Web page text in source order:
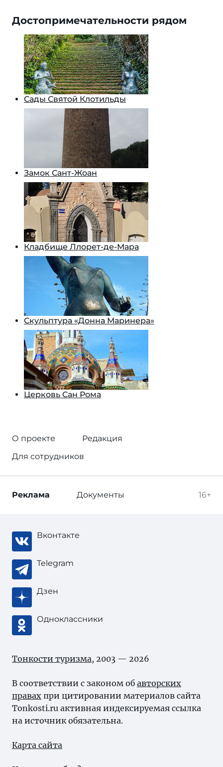
Достопримечательности рядом
Сады Святой Клотильды
Замок Сант-Жоан
Кладбище Ллорет-де-Мара
Скульптура «Донна Маринера»
Церковь Сан Рома
О проекте
Редакция
Для сотрудников
16+
Реклама Документы
Вконтакте
Telegram
Дзен
Одноклассники
Тонкости туризма, 2003 — 2026
В соответствии с законом об авторских
правах при цитировании материалов сайта
Tonkosti.ru активная индексируемая ссылка
на источник обязательна.
Карта сайта